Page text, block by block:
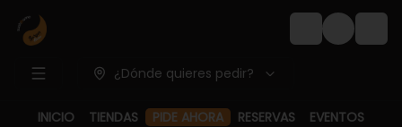
Login
¿Dónde quieres pedir?
INICIO TIENDAS
PIDE AHORA
RESERVAS EVENTOS